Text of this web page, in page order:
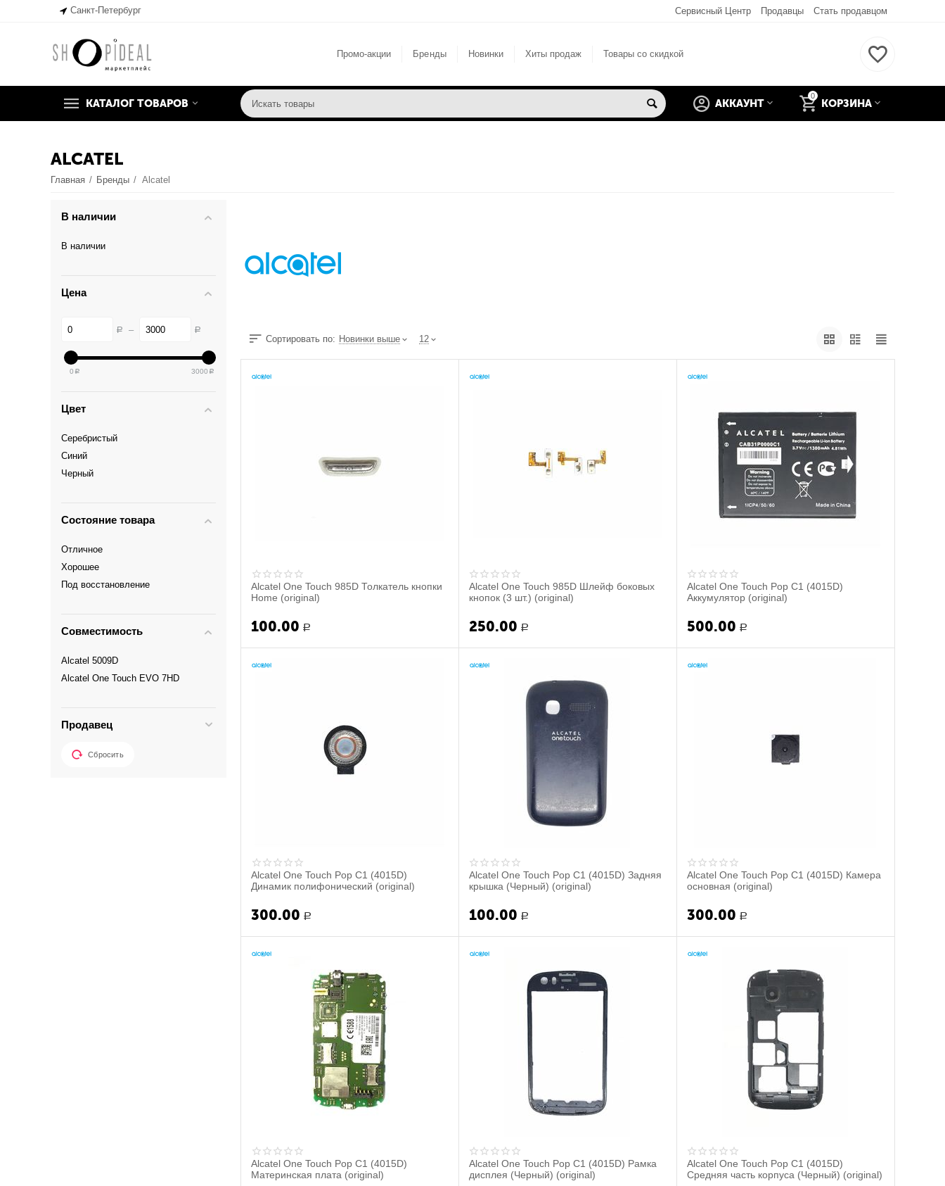
Санкт-Петербург Сервисный Центр Продавцы Стать продавцом
Промо-акции Бренды Новинки Хиты продаж Товары со скидкой
КАТАЛОГ ТОВАРОВ
0
КОРЗИНА
АККАУНТ
ALCATEL
Главная / Бренды / Alcatel
Сортировать по: Новинки выше 12
Alcatel One Touch 985D Толкатель кнопки
Home (original)
100.00 Р
Alcatel One Touch 985D Шлейф боковых
кнопок (3 шт.) (original)
250.00 Р
Alcatel One Touch Pop C1 (4015D)
Аккумулятор (original)
500.00 Р
Alcatel One Touch Pop C1 (4015D)
Динамик полифонический (original)
300.00 Р
Alcatel One Touch Pop C1 (4015D) Задняя
крышка (Черный) (original)
100.00 Р
Alcatel One Touch Pop C1 (4015D) Камера
основная (original)
300.00 Р
Alcatel One Touch Pop C1 (4015D)
Материнская плата (original)
Alcatel One Touch Pop C1 (4015D) Рамка
дисплея (Черный) (original)
Alcatel One Touch Pop C1 (4015D)
Средняя часть корпуса (Черный) (original)
В наличии
В наличии
Цена
Р – Р
0 Р 3000 Р
Цвет
Серебристый
Синий
Черный
Состояние товара
Отличное
Хорошее
Под восстановление
Совместимость
Alcatel 5009D
Alcatel One Touch EVO 7HD
Продавец
Сбросить